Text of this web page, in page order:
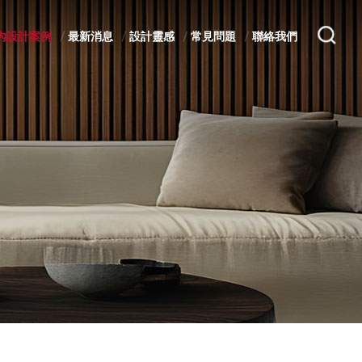
設計案例 最新消息 設計靈感 常見問題 聯絡我們